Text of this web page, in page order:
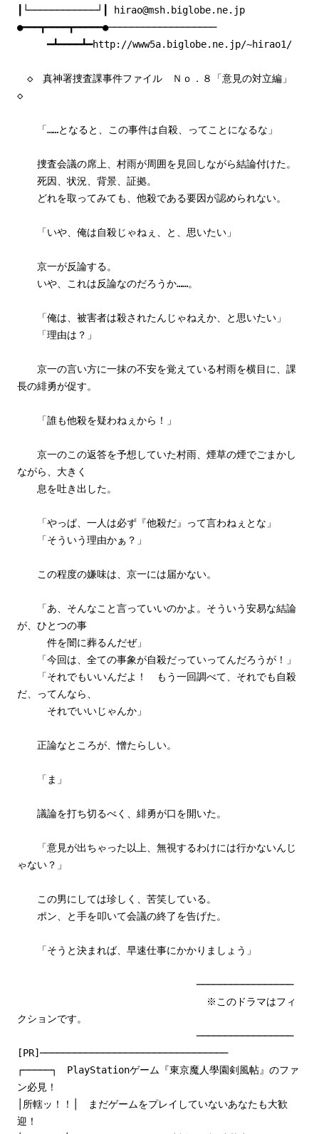
┃└────────────┘┃ hirao@msh.biglobe.ne.jp
●━━━┳━━━━┳━━━━━●───────────────────
━┻━━━━┻━http://www5a.biglobe.ne.jp/~hirao1/
◇ 真神署捜査課事件ファイル Ｎｏ．８「意見の対立編」
◇
「……となると、この事件は自殺、ってことになるな」
捜査会議の席上、村雨が周囲を見回しながら結論付けた。
死因、状況、背景、証拠。
どれを取ってみても、他殺である要因が認められない。
「いや、俺は自殺じゃねぇ、と、思いたい」
京一が反論する。
いや、これは反論なのだろうか……。
「俺は、被害者は殺されたんじゃねえか、と思いたい」
「理由は？」
京一の言い方に一抹の不安を覚えている村雨を横目に、課
長の緋勇が促す。
「誰も他殺を疑わねぇから！」
京一のこの返答を予想していた村雨、煙草の煙でごまかし
ながら、大きく
息を吐き出した。
「やっぱ、一人は必ず『他殺だ』って言わねぇとな」
「そういう理由かぁ？」
この程度の嫌味は、京一には届かない。
「あ、そんなこと言っていいのかよ。そういう安易な結論
が、ひとつの事
件を闇に葬るんだぜ」
「今回は、全ての事象が自殺だっていってんだろうが！」
「それでもいいんだよ！ もう一回調べて、それでも自殺
だ、ってんなら、
それでいいじゃんか」
正論なところが、憎たらしい。
「ま」
議論を打ち切るべく、緋勇が口を開いた。
「意見が出ちゃった以上、無視するわけには行かないんじ
ゃない？」
この男にしては珍しく、苦笑している。
ポン、と手を叩いて会議の終了を告げた。
「そうと決まれば、早速仕事にかかりましょう」
─────────────────
※このドラマはフィ
クションです。
─────────────────
[PR]─────────────────────────────────
┌─────┐ PlayStationゲーム『東京魔人學園剣風帖』のファ
ン必見！
│所轄ッ！！│ まだゲームをプレイしていないあなたも大歓
迎！